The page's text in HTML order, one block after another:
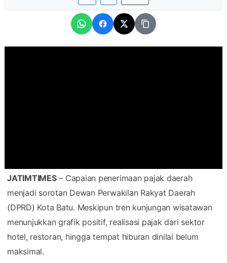
JATIMTIMES– Capaian penerimaan pajak daerah
menjadi sorotan Dewan Perwakilan Rakyat Daerah
(DPRD) Kota Batu. Meskipun tren kunjungan wisatawan
menunjukkan grafik positif, realisasi pajak dari sektor
hotel, restoran, hingga tempat hiburan dinilai belum
maksimal.